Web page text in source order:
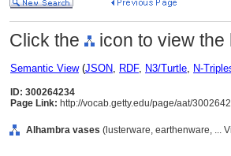
Click the icon to view the
Semantic View(JSON, RDF, N3/Turtle, N-
ID: 300264234
Page Link: http://vocab.getty.edu/page/aat/
Alhambra vases (lusterware, earthenware, ...